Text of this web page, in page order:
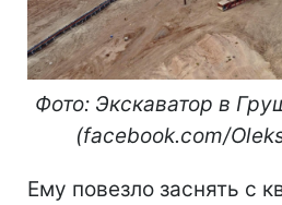
Фото: Экскаватор в
(facebook.com/
Ему повезло заснять с